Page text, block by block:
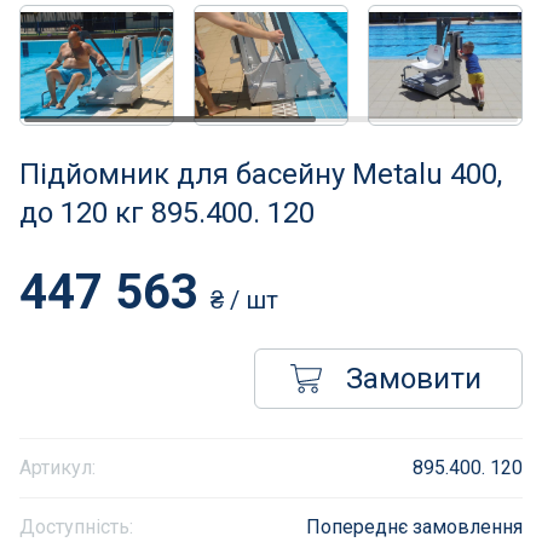
Освітлення басейнів
Сходи, душі і поручні
Атракціони для відпочинку
Підйомники для басейнів
Підйомник для басейну Metalu 400,
до 120 кг 895.400. 120
Артикул: 895.400. 120
Доступність: Попереднє замовлення
447 563 ₴ / шт
Замовити